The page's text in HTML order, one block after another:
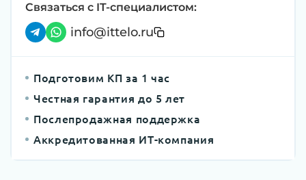
Связаться с IT-специалистом:
info@ittelo.ru
Подготовим КП за 1 час
Честная гарантия до 5 лет
Послепродажная поддержка
Аккредитованная ИТ-компания